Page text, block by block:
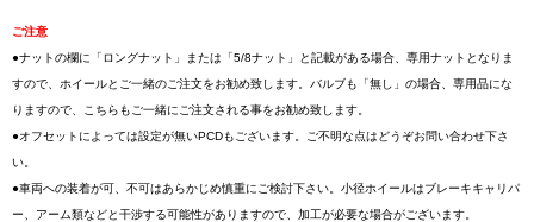
ご注意
●ナットの欄に「ロングナット」または「5/8ナット」と記載がある場合、専用ナットとなりま
すので、ホイールとご一緒のご注文をお勧め致します。バルブも「無し」の場合、専用品にな
りますので、こちらもご一緒にご注文される事をお勧め致します。
●オフセットによっては設定が無いPCDもございます。ご不明な点はどうぞお問い合わせ下さ
い。
●車両への装着が可、不可はあらかじめ慎重にご検討下さい。小径ホイールはブレーキキャリパ
ー、アーム類などと干渉する可能性がありますので、加工が必要な場合がございます。